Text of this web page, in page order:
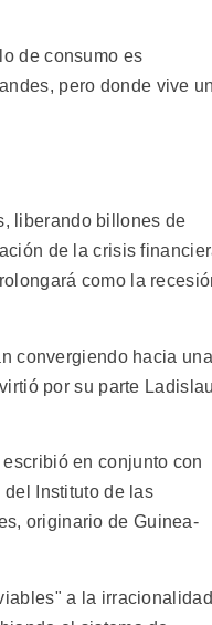
de consumo es
pero donde vive un
liberando billones de
de la crisis
como la
convergiendo hacia una
por su parte Ladislau
en conjunto con
Instituto de las
originario de Guinea-
a la irracionalidad